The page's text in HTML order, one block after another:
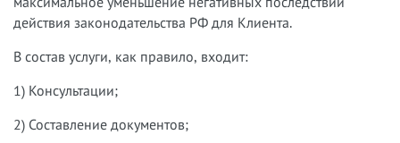
действия законодательства РФ для Клиента.
В состав услуги, как правило, входит:
1) Консультации;
2) Составление документов;